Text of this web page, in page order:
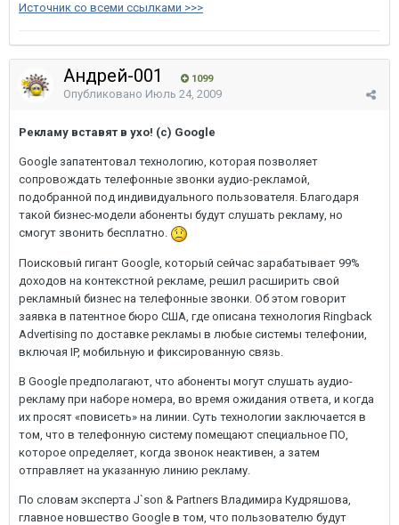
Источник со всеми ссылками >>>
Андрей-001 1099
Опубликовано Июль 24, 2009
Рекламу вставят в ухо! (с) Google
Google запатентовал технологию, которая позволяет
сопровождать телефонные звонки аудио-рекламой,
подобранной под индивидуального пользователя. Благодаря
такой бизнес-модели абоненты будут слушать рекламу, но
смогут звонить бесплатно.
Поисковый гигант Google, который сейчас зарабатывает 99%
доходов на контекстной рекламе, решил расширить свой
рекламный бизнес на телефонные звонки. Об этом говорит
заявка в патентное бюро США, где описана технология Ringback
Advertising по доставке рекламы в любые системы телефонии,
включая IP, мобильную и фиксированную связь.
В Google предполагают, что абоненты могут слушать аудио-
рекламу при наборе номера, во время ожидания ответа, и когда
их просят «повисеть» на линии. Cуть технологии заключается в
том, что в телефонную систему помещают специальное ПО,
которое определяет, когда звонок неактивен, а затем
отправляет на указанную линию рекламу.
По словам эксперта J`son & Partners Владимира Кудряшова,
главное новшество Google в том, что пользователю будут